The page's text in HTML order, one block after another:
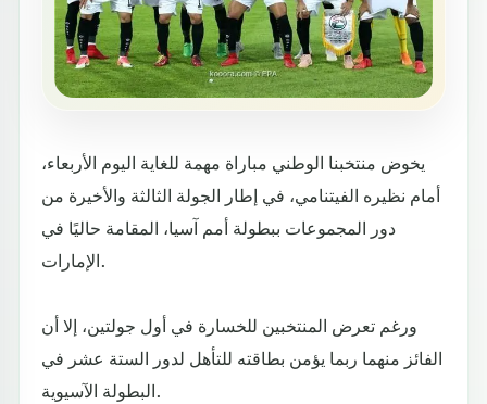
يخوض منتخبنا الوطني مباراة مهمة للغاية اليوم الأربعاء،
أمام نظيره الفيتنامي، في إطار الجولة الثالثة والأخيرة من
دور المجموعات ببطولة أمم آسيا، المقامة حاليًا في
الإمارات.
ورغم تعرض المنتخبين للخسارة في أول جولتين، إلا أن
الفائز منهما ربما يؤمن بطاقته للتأهل لدور الستة عشر في
البطولة الآسيوية.